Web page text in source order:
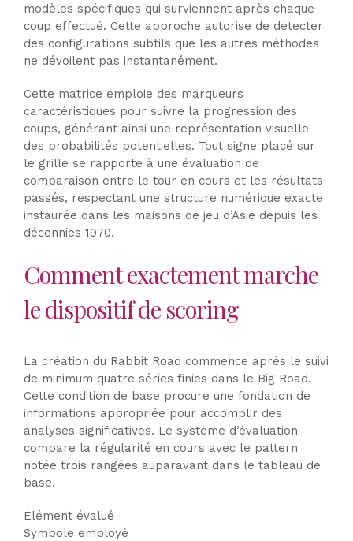
modèles spécifiques qui surviennent après chaque
coup effectué. Cette approche autorise de détecter
des configurations subtils que les autres méthodes
ne dévoilent pas instantanément.
Cette matrice emploie des marqueurs
caractéristiques pour suivre la progression des
coups, générant ainsi une représentation visuelle
des probabilités potentielles. Tout signe placé sur
le grille se rapporte à une évaluation de
comparaison entre le tour en cours et les résultats
passés, respectant une structure numérique exacte
instaurée dans les maisons de jeu d’Asie depuis les
décennies 1970.
Comment exactement marche
le dispositif de scoring
La création du Rabbit Road commence après le suivi
de minimum quatre séries finies dans le Big Road.
Cette condition de base procure une fondation de
informations appropriée pour accomplir des
analyses significatives. Le système d’évaluation
compare la régularité en cours avec le pattern
notée trois rangées auparavant dans le tableau de
base.
Élément évalué
Symbole employé